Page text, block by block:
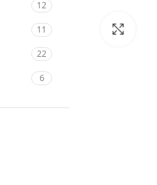
12
11
22
6